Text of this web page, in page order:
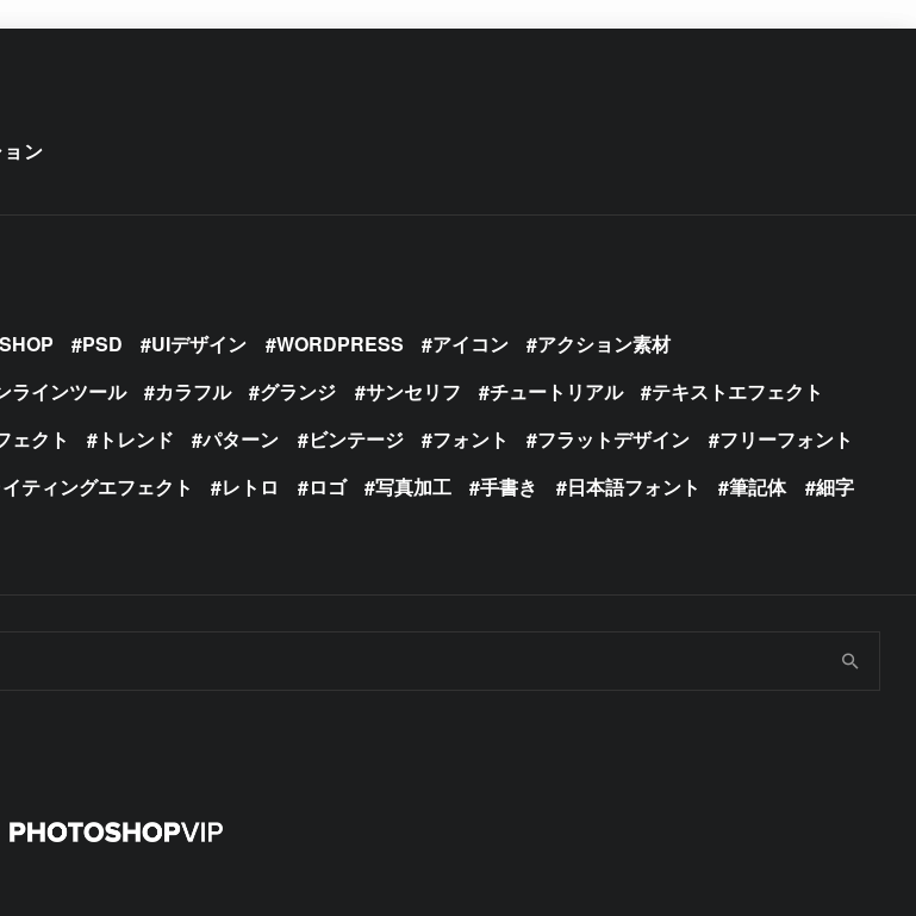
ン
PSD UIデザイン WORDPRESS アイコン
アクション素材
ラインツール カラフル グランジ サンセリフ チュートリアル
テキストエフェクト
ェクト トレンド パターン ビンテージ フォント フラットデザイン
フリーフォント
ティングエフェクト レトロ ロゴ 写真加工 手書き 日本語フォント 筆記体
細字